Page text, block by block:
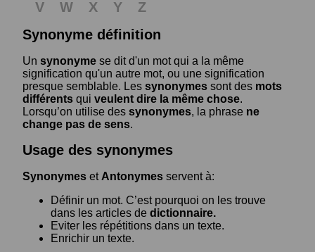
V W X Y
Z
Synonyme définition
Un synonyme se dit d'un mot qui a la même
signification qu'un autre mot, ou une signification
presque semblable. Les synonymes sont des mots
différents qui veulent dire la même chose.
Lorsqu’on utilise des synonymes, la phrase ne
change pas de sens.
Usage des synonymes
Synonymes et Antonymes servent à:
Définir un mot. C’est pourquoi on les trouve
dans les articles de dictionnaire.
Eviter les répétitions dans un texte.
Enrichir un texte.